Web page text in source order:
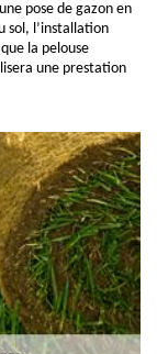
pose de gazon en
sol, l’installation
la pelouse
une prestation